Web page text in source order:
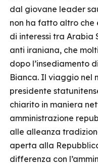
dal giovane leader
non ha fatto altro che
di interessi tra Arabia
anti iraniana, che
dopo l’insediamento
Bianca. Il viaggio nel
presidente
chiarito in maniera
amministrazione
alle alleanza
aperta alla
differenza con